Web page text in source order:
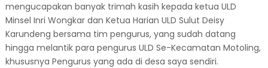
mengucapakan banyak trimah kasih kepada ketua ULD
Minsel Inri Wongkar dan Ketua Harian ULD Sulut Deisy
Karundeng bersama tim pengurus, yang sudah datang
hingga melantik para pengurus ULD Se-Kecamatan Motoling,
khususnya Pengurus yang ada di desa saya sendiri.